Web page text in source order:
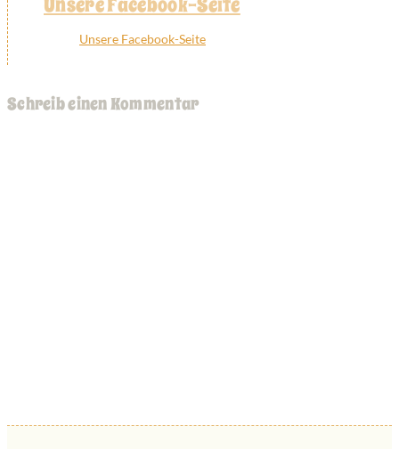
Unsere Facebook-Seite
Unsere Facebook-Seite
Schreib einen Kommentar